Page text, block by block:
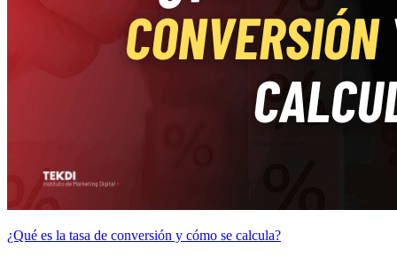
¿Qué es la tasa de conversión y cómo se calcula?